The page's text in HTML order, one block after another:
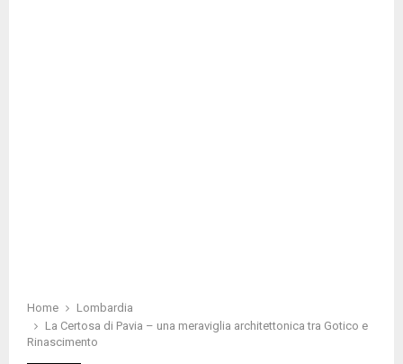
Home
Lombardia
La Certosa di Pavia – una meraviglia architettonica tra Gotico e
Rinascimento